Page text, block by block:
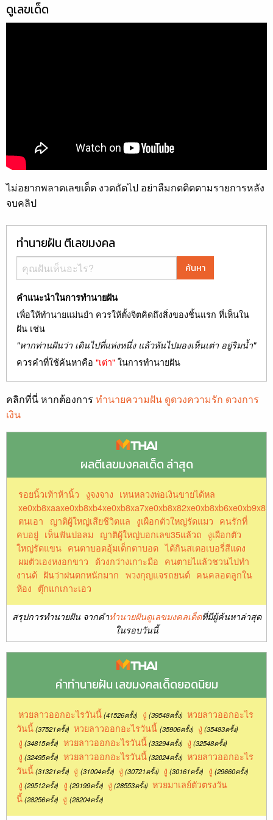
ดูเลขเด็ด
ไม่อยากพลาดเลขเด็ด งวดถัดไป อย่าลืมกดติดตามรายการหลัง
จบคลิป
ทำนายฝัน ตีเลขมงคล
ค้นหา
คำแนะนำในการทำนายฝัน
เพื่อให้ทำนายแม่นยำ ควรให้ตั้งจิตคิดถึงสิ่งของชิ้นแรก ที่เห็นใน
ฝัน เช่น
"หากท่านฝันว่า เดินไปที่แห่งหนึ่ง แล้วหันไปมองเห็นเต่า อยู่ริมน้ำ"
ควรคำที่ใช้ค้นหาคือ "เต่า"ในการทำนายฝัน
คลิกที่นี่ หากต้องการ ทำนายความฝัน ดูดวงความรัก ดวงการ
เงิน
ผลตีเลขมงคลเด็ด ล่าสุด
รอยนิ้วเท้าห้านิ้ว งูจงจาง เหนหลวงพ่อเงินขายได้หล
ตนเอา ญาติผู้ใหญ่เสียชีวิตแล งูเผือกตัวใหญ่รัดแมว คนรักที่
คบอยู่ เห็นฟันปอลม ญาติผู้ใหญ่บอกเลข35แล้วถ งูเผือกตัว
ใหญ่รัดแขน คนตาบอดอุ้มเด็กตาบอด ได้กินสเตอเบอรี่สีแดง
ผมตัวเองหงอกขาว
ด้วงกว่างเกาะมือ คนตายไแล้วชวนไปทำ
งานด้ ฝันว่าฝนตกหนักมาก พวงกุญแจรถยนต์ คนคลอดลูกใน
ห้อง ตุ๊กแกเกาะเอว
สรุปการทำนายฝัน จากคำทำนายฝันดูเลขมงคลเด็ดที่มีผู้ค้นหาล่าสุด
ในรอบวันนี้
คำทำนายฝัน เลขมงคลเด็ดยอดนิยม
หวยลาวออกอะไรวันนี้ (41526ครั้ง) งู (39548ครั้ง) หวยลาวออกอะไร
วันนี้(37521ครั้ง) หวยลาวออกอะไรวันนี้ (35906ครั้ง) งู (35483ครั้ง)
งู (34815ครั้ง) หวยลาวออกอะไรวันนี้ (33294ครั้ง) งู (32548ครั้ง)
งู (32495ครั้ง) หวยลาวออกอะไรวันนี้ (32024ครั้ง) หวยลาวออกอะไร
วันนี้(31321ครั้ง) งู (31004ครั้ง) งู (30721ครั้ง) งู (30161ครั้ง) งู (29660ครั้ง)
งู (29512ครั้ง) งู (29199ครั้ง) งู (28553ครั้ง) หวยมาเลย์ตัวตรงวัน
นี้(28256ครั้ง) งู (28204ครั้ง)